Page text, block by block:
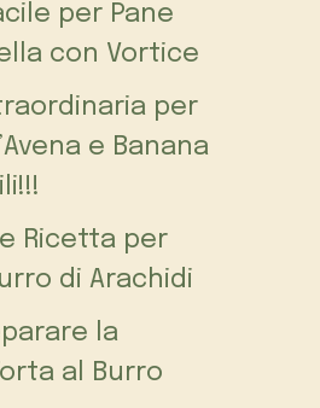
per Pane
con Vortice
per
e Banana
Ricetta per
di Arachidi
la
al Burro